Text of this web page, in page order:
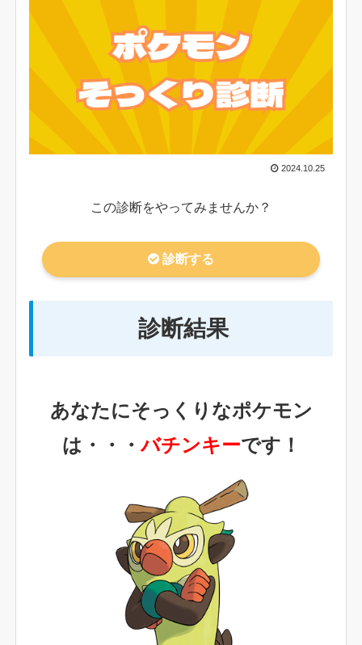
2024.10.25
この診断をやってみませんか？
診断する
診断結果
あなたにそっくりなポケモン
は・・・バチンキーです！